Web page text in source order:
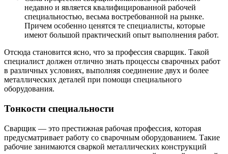
недавно и является квалифицированной рабочей
специальностью, весьма востребованной на рынке.
Причем особенно ценятся те специалисты, которые
имеют большой практический опыт выполнения работ.
Отсюда становится ясно, что за профессия сварщик. Такой
специалист должен отлично знать процессы сварочных работ
в различных условиях, выполняя соединение двух и более
металлических деталей при помощи специального
оборудования.
Тонкости специальности
Сварщик — это престижная рабочая профессия, которая
предусматривает работу со сварочным оборудованием. Такие
рабочие занимаются сваркой металлических конструкций